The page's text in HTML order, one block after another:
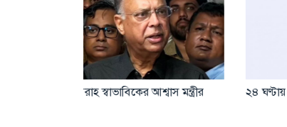
আওয়ামী লীগের ভবিষ্যৎ নির্ধারণ করবে